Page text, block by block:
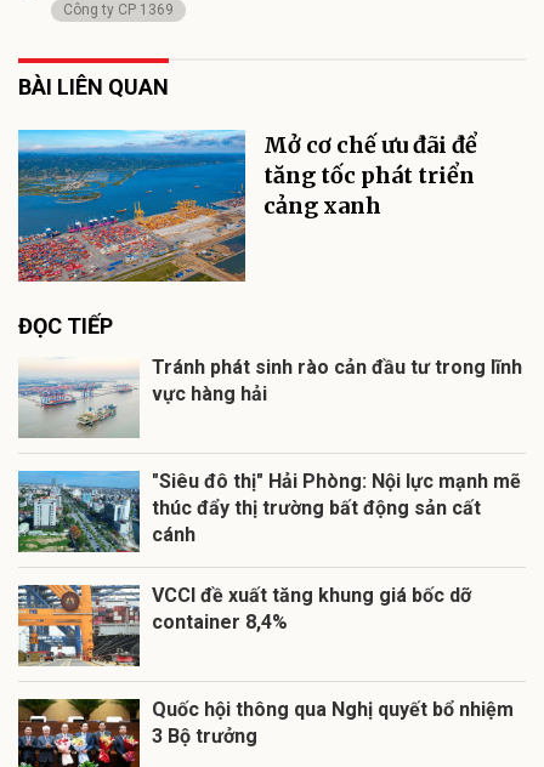
Công ty CP 1369
BÀI LIÊN QUAN
Mở cơ chế ưu đãi để
tăng tốc phát triển
cảng xanh
ĐỌC TIẾP
Tránh phát sinh rào cản đầu tư trong lĩnh
vực hàng hải
"Siêu đô thị" Hải Phòng: Nội lực mạnh mẽ
thúc đẩy thị trường bất động sản cất
cánh
VCCI đề xuất tăng khung giá bốc dỡ
container 8,4%
Quốc hội thông qua Nghị quyết bổ nhiệm
3 Bộ trưởng